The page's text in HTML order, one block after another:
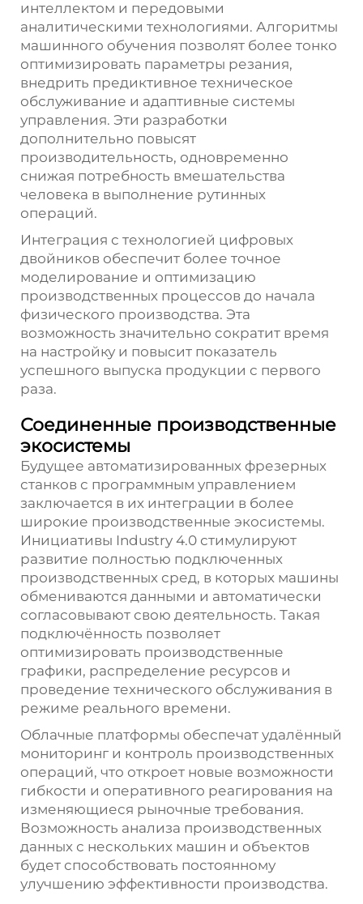
интеллектом и передовыми
аналитическими технологиями. Алгоритмы
машинного обучения позволят более тонко
оптимизировать параметры резания,
внедрить предиктивное техническое
обслуживание и адаптивные системы
управления. Эти разработки
дополнительно повысят
производительность, одновременно
снижая потребность вмешательства
человека в выполнение рутинных
операций.
Интеграция с технологией цифровых
двойников обеспечит более точное
моделирование и оптимизацию
производственных процессов до начала
физического производства. Эта
возможность значительно сократит время
на настройку и повысит показатель
успешного выпуска продукции с первого
раза.
Соединенные производственные
экосистемы
Будущее автоматизированных фрезерных
станков с программным управлением
заключается в их интеграции в более
широкие производственные экосистемы.
Инициативы Industry 4.0 стимулируют
развитие полностью подключенных
производственных сред, в которых машины
обмениваются данными и автоматически
согласовывают свою деятельность. Такая
подключённость позволяет
оптимизировать производственные
графики, распределение ресурсов и
проведение технического обслуживания в
режиме реального времени.
Облачные платформы обеспечат удалённый
мониторинг и контроль производственных
операций, что откроет новые возможности
гибкости и оперативного реагирования на
изменяющиеся рыночные требования.
Возможность анализа производственных
данных с нескольких машин и объектов
будет способствовать постоянному
улучшению эффективности производства.